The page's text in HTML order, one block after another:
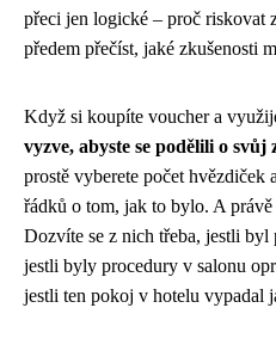
přeci jen logické – proč riskovat
předem přečíst, jaké zkušenosti
Když si koupíte voucher a
vyzve, abyste se podělili o svůj
prostě vyberete počet hvězdiček
řádků o tom, jak to bylo. A
Dozvíte se z nich třeba, jestli byl
jestli byly procedury v salonu
jestli ten pokoj v hotelu vypadal